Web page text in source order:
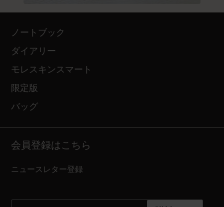
ノートブック
ダイアリー
モレスキンスマート
限定版
バッグ
会員登録はこちら
ニュースレター登録